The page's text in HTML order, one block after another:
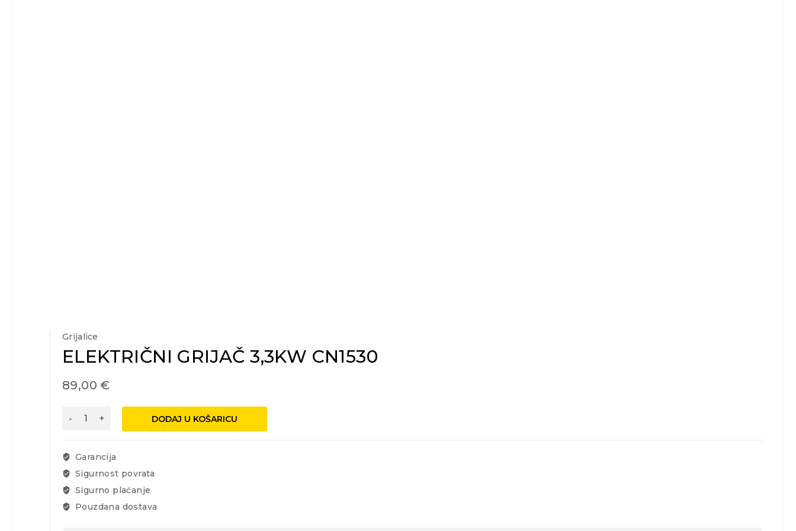
Grijalice
ELEKTRIČNI GRIJAČ 3,3KW CN1530
89,00 €
ELEKTRIČNI
3,3KW
CN1530
količina
DODAJ U KOŠARICU
Garancija
Sigurnost povrata
Sigurno plaćanje
Pouzdana dostava